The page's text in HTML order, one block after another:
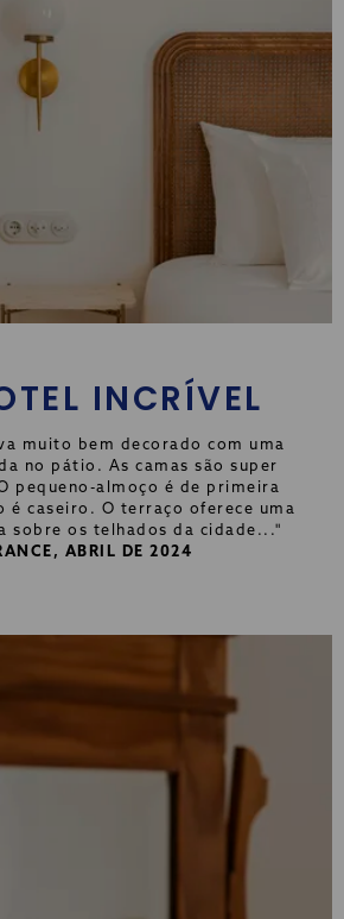
INCRÍVEL
muito bem decorado com uma
no pátio. As camas são super
pequeno-almoço é de primeira
é caseiro. O terraço oferece uma
sobre os telhados da cidade..."
ABRIL DE 2024